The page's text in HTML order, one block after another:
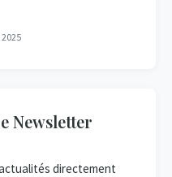
Newsletter
directement